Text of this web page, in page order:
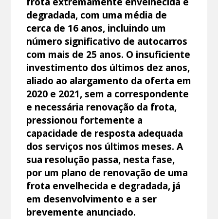
degradada, com uma média de
cerca de 16 anos, incluindo um
número significativo de autocarros
com mais de 25 anos. O insuficiente
investimento dos últimos dez anos,
aliado ao alargamento da oferta em
2020 e 2021, sem a correspondente
e necessária renovação da frota,
pressionou fortemente a
capacidade de resposta adequada
dos serviços nos últimos meses. A
sua resolução passa, nesta fase,
por um plano de renovação de uma
frota envelhecida e degradada, já
em desenvolvimento e a ser
brevemente anunciado.